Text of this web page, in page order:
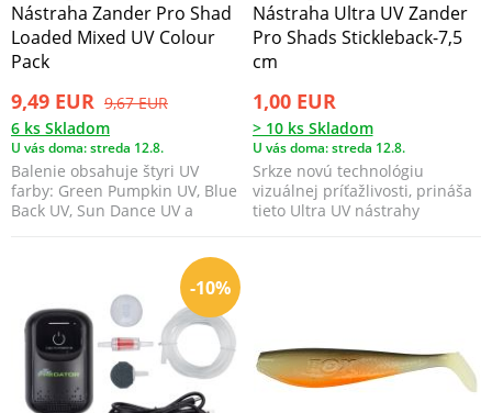
Nástraha Zander Pro Shad
Loaded Mixed UV Colour
Pack
9,49 EUR 9,67 EUR
6 ks Skladom
U vás doma: streda 12.8.
Balenie obsahuje štyri UV
farby: Green Pumpkin UV, Blue
Back UV, Sun Dance UV a
Nástraha Ultra UV Zander
Pro Shads Stickleback-7,5
cm
1,00 EUR
> 10 ks Skladom
U vás doma: streda 12.8.
Srkze novú technológiu
vizuálnej príťažlivosti, prináša
tieto Ultra UV nástrahy
-10%